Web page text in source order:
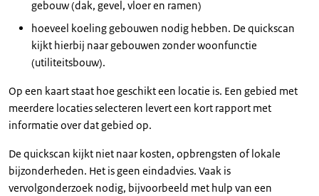
gebouw (dak, gevel, vloer en ramen)
hoeveel koeling gebouwen nodig hebben. De quickscan
kijkt hierbij naar gebouwen zonder woonfunctie
(utiliteitsbouw).
Op een kaart staat hoe geschikt een locatie is. Een gebied met
meerdere locaties selecteren levert een kort rapport met
informatie over dat gebied op.
De quickscan kijkt niet naar kosten, opbrengsten of lokale
bijzonderheden. Het is geen eindadvies. Vaak is
vervolgonderzoek nodig, bijvoorbeeld met hulp van een